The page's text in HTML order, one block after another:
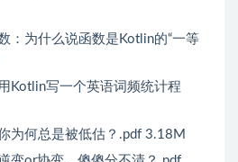
：为什么说函数是Kotlin的“一等
Kotlin写一个英语词频统计程
为何总是被低估？.pdf 3.18M